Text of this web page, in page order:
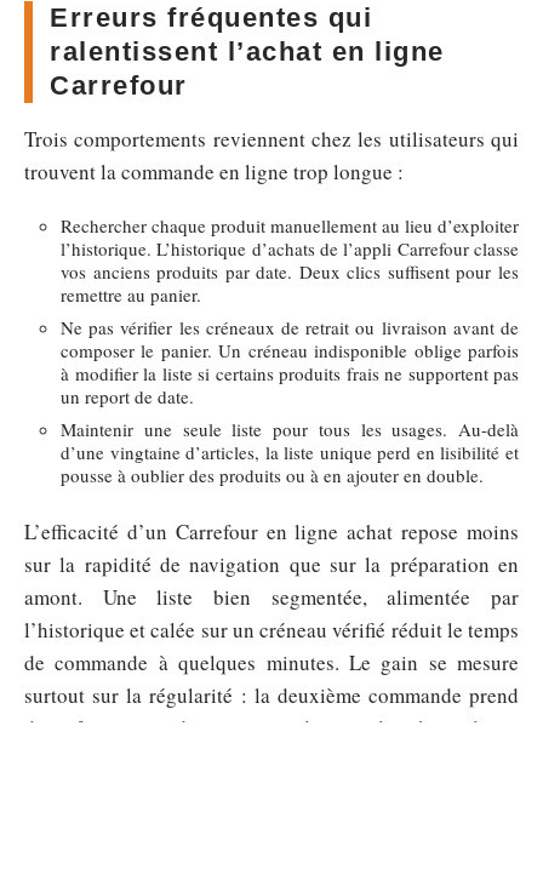
Erreurs fréquentes qui
ralentissent l’achat en ligne
Carrefour
Trois comportements reviennent chez les utilisateurs qui
trouvent la commande en ligne trop longue :
Rechercher chaque produit manuellement au lieu d’exploiter
l’historique. L’historique d’achats de l’appli Carrefour classe
vos anciens produits par date. Deux clics suffisent pour les
remettre au panier.
Ne pas vérifier les créneaux de retrait ou livraison avant de
composer le panier. Un créneau indisponible oblige parfois
à modifier la liste si certains produits frais ne supportent pas
un report de date.
Maintenir une seule liste pour tous les usages. Au-delà
d’une vingtaine d’articles, la liste unique perd en lisibilité et
pousse à oublier des produits ou à en ajouter en double.
L’efficacité d’un Carrefour en ligne achat repose moins
sur la rapidité de navigation que sur la préparation en
amont. Une liste bien segmentée, alimentée par
l’historique et calée sur un créneau vérifié réduit le temps
de commande à quelques minutes. Le gain se mesure
surtout sur la régularité : la deuxième commande prend
deux fois moins de temps que la première, à condition